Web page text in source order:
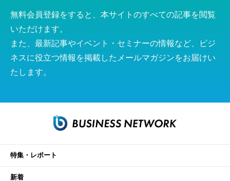
無料会員登録をすると、本サイトのすべての記事を閲覧
いただけます。
また、最新記事やイベント・セミナーの情報など、ビジ
ネスに役立つ情報を掲載したメールマガジンをお届けい
たします。
特集・レポート
新着